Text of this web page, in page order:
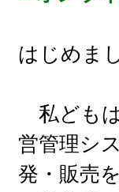
はじめま
私ども
営管理シ
発・販売